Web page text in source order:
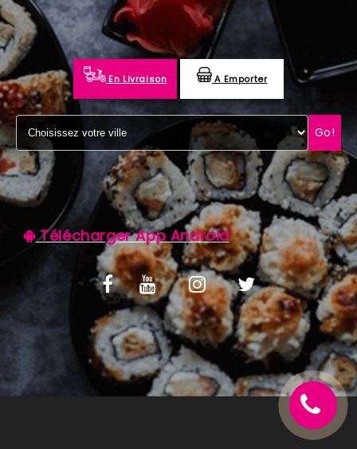
NOTRE RESTAURANT
VOS AVIS
MENTIONS LÉGALES
C.G.V
En Livraison A Emporter
Go!
Télécharger App Android